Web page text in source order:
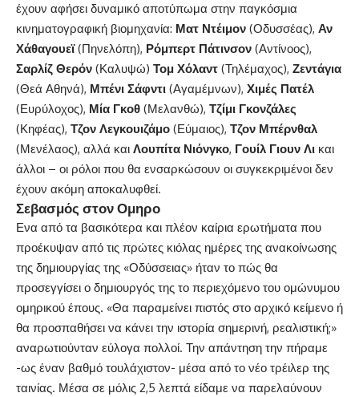
έχουν αφήσει δυναμικό αποτύπωμα στην παγκόσμια
κινηματογραφική βιομηχανία: Ματ Ντέιμον (Οδυσσέας), Αν
Χάθαγουεϊ(Πηνελόπη), Ρόμπερτ Πάτινσον (Αντίνοος),
Σαρλίζ Θερόν (Καλυψώ) Τομ Χόλαντ (Τηλέμαχος), Ζεντάγια
(Θεά Αθηνά), Μπένι Σάφντι (Αγαμέμνων), Χιμές Πατέλ
(Ευρύλοχος), Μία Γκοθ (Μελανθώ), Τζίμι Γκονζάλες
(Κηφέας), Τζον Λεγκουιζάμο (Εύμαιος), Τζον Μπέρνθαλ
(Μενέλαος), αλλά και Λουπίτα Νιόνγκο, Γουίλ Γιουν Λι και
άλλοι – οι ρόλοι που θα ενσαρκώσουν οι συγκεκριμένοι δεν
έχουν ακόμη αποκαλυφθεί.
Σεβασμός στον Ομηρο
Ενα από τα βασικότερα και πλέον καίρια ερωτήματα που
προέκυψαν από τις πρώτες κιόλας ημέρες της ανακοίνωσης
της δημιουργίας της «Οδύσσειας» ήταν το πώς θα
προσεγγίσει ο δημιουργός της το περιεχόμενο του ομώνυμου
ομηρικού έπους. «Θα παραμείνει πιστός στο αρχικό κείμενο ή
θα προσπαθήσει να κάνει την ιστορία σημερινή, ρεαλιστική;»
αναρωτιούνταν εύλογα πολλοί. Την απάντηση την πήραμε
-ως έναν βαθμό τουλάχιστον- μέσα από το νέο τρέιλερ της
ταινίας. Μέσα σε μόλις 2,5 λεπτά είδαμε να παρελαύνουν